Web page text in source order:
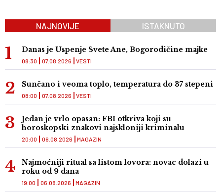
NAJNOVIJE ISTAKNUTO
Danas je Uspenje Svete Ane, Bogorodičine majke
VESTI
08:30 07.08.2026
Sunčano i veoma toplo, temperatura do 37 stepeni
VESTI
08:00 07.08.2026
Jedan je vrlo opasan: FBI otkriva koji su
horoskopski znakovi najskloniji kriminalu
MAGAZIN
20:00 06.08.2026
Najmoćniji ritual sa listom lovora: novac dolazi u
roku od 9 dana
MAGAZIN
19:00 06.08.2026